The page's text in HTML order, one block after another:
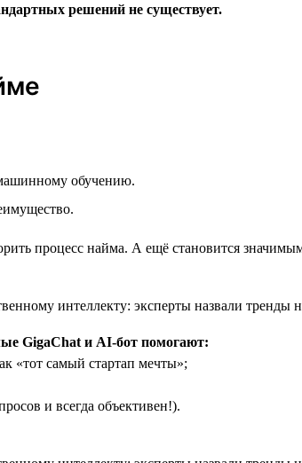
решений не существует.
обучению.
процесс найма. А ещё становится
GigaChat и AI-бот помогают:
«тот самый стартап мечты»;
и всегда объективен!).